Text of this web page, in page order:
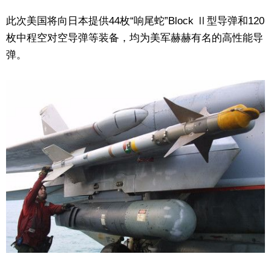
新闻
话题
日本一瞥
人物访谈
东京
编辑部通知
此次美国将向日本提供44枚“响尾蛇”Block Ⅱ型导弹和120
枚中程空对空导弹等装备，均为美军赫赫有名的高性能导
弹。